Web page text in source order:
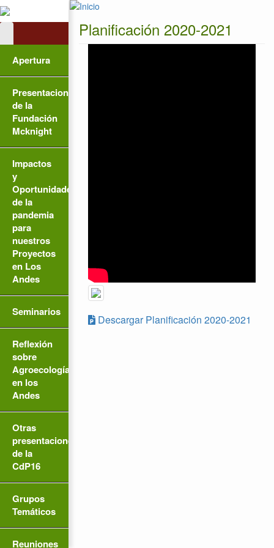
Pasar al contenido principal
Apertura
Presentaciones
de la
Fundación
Mcknight
Impactos
y
Oportunidades
de la
pandemia
para
nuestros
Proyectos
en Los
Andes
Seminarios
Reflexión
sobre
Agroecología
en los
Andes
Otras
presentaciones
de la
CdP16
Grupos
Temáticos
Reuniones
Planificación 2020-2021
Descargar Planificación 2020-2021